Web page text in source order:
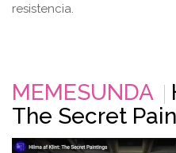
resistencia.
MEMESUNDA
The Secret